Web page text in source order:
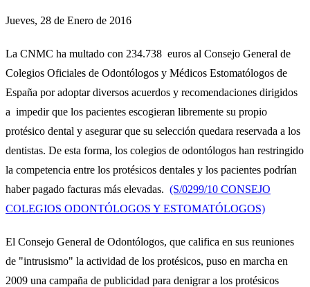
Jueves, 28 de Enero de 2016
La CNMC ha multado con 234.738 euros al Consejo General de
Colegios Oficiales de Odontólogos y Médicos Estomatólogos de
España por adoptar diversos acuerdos y recomendaciones dirigidos
a impedir que los pacientes escogieran libremente su propio
protésico dental y asegurar que su selección quedara reservada a los
dentistas. De esta forma, los colegios de odontólogos han restringido
la competencia entre los protésicos dentales y los pacientes podrían
haber pagado facturas más elevadas. (S/0299/10 CONSEJO
COLEGIOS ODONTÓLOGOS Y ESTOMATÓLOGOS)
El Consejo General de Odontólogos, que califica en sus reuniones
de "intrusismo" la actividad de los protésicos, puso en marcha en
2009 una campaña de publicidad para denigrar a los protésicos